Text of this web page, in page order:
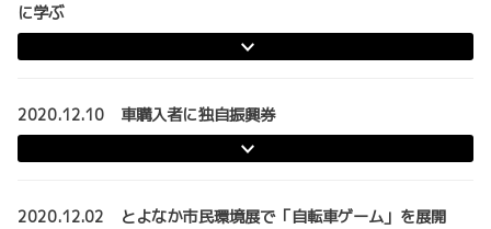
に学ぶ
2020.12.10 車購入者に独自振興券
2020.12.02 とよなか市民環境展で「自転車ゲーム」を展開